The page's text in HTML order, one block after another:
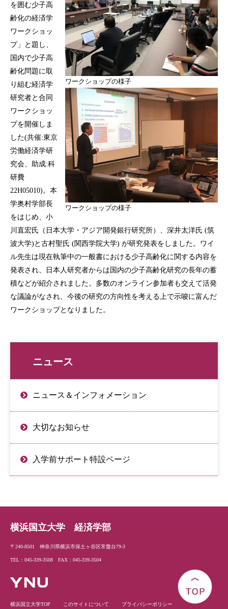
ワークショップの様子
ワークショップの様子
を囲む少子高
齢化の経済学
ワークショッ
プ」と題し、
国内で少子高
齢化問題に取
り組む経済学
研究者と合同
ワークショッ
プを開催しま
した(共催:東京
労働経済学研
究会、助成:科
研費
22H05010)。本
学奥村学部長
をはじめ、小
川直宏氏（日本大学・アジア開発銀行研究所）、深井太洋氏 (筑
波大学)と古村聖氏 (関西学院大学) が研究発表をしました。ワイ
ル先生は現在執筆中の一般書における少子高齢化に関する内容を
発表され、日本人研究者からは国内の少子高齢化研究の長年の蓄
積などが紹介されました。多数のオンライン参加者も交えて活発
な議論がなされ、今後の研究の方向性を考える上で示唆に富んだ
ワークショップとなりました。
ニュース
ニュース＆インフォメーション
大切なお知らせ
入学前サポート特設ページ
横浜国立大学 経済学部
〒240-8501 神奈川県横浜市保土ヶ谷区常盤台79-3
TEL：045-339-3508 FAX：045-339-3504
横浜国立大学TOP このサイトについて プライバシーポリシー